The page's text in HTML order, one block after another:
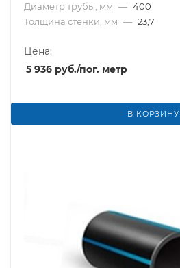
Диаметр трубы, мм — 400
Толщина стенки, мм — 23,7
Цена:
5 936 руб./пог. метр
В КОРЗИНУ